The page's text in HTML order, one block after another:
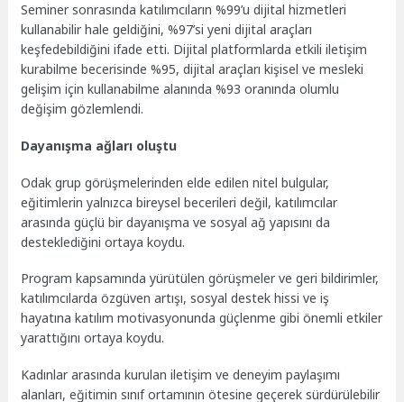
Seminer sonrasında katılımcıların %99’u dijital hizmetleri
kullanabilir hale geldiğini, %97’si yeni dijital araçları
keşfedebildiğini ifade etti. Dijital platformlarda etkili iletişim
kurabilme becerisinde %95, dijital araçları kişisel ve mesleki
gelişim için kullanabilme alanında %93 oranında olumlu
değişim gözlemlendi.
Dayanışma ağları oluştu
Odak grup görüşmelerinden elde edilen nitel bulgular,
eğitimlerin yalnızca bireysel becerileri değil, katılımcılar
arasında güçlü bir dayanışma ve sosyal ağ yapısını da
desteklediğini ortaya koydu.
Program kapsamında yürütülen görüşmeler ve geri bildirimler,
katılımcılarda özgüven artışı, sosyal destek hissi ve iş
hayatına katılım motivasyonunda güçlenme gibi önemli etkiler
yarattığını ortaya koydu.
Kadınlar arasında kurulan iletişim ve deneyim paylaşımı
alanları, eğitimin sınıf ortamının ötesine geçerek sürdürülebilir